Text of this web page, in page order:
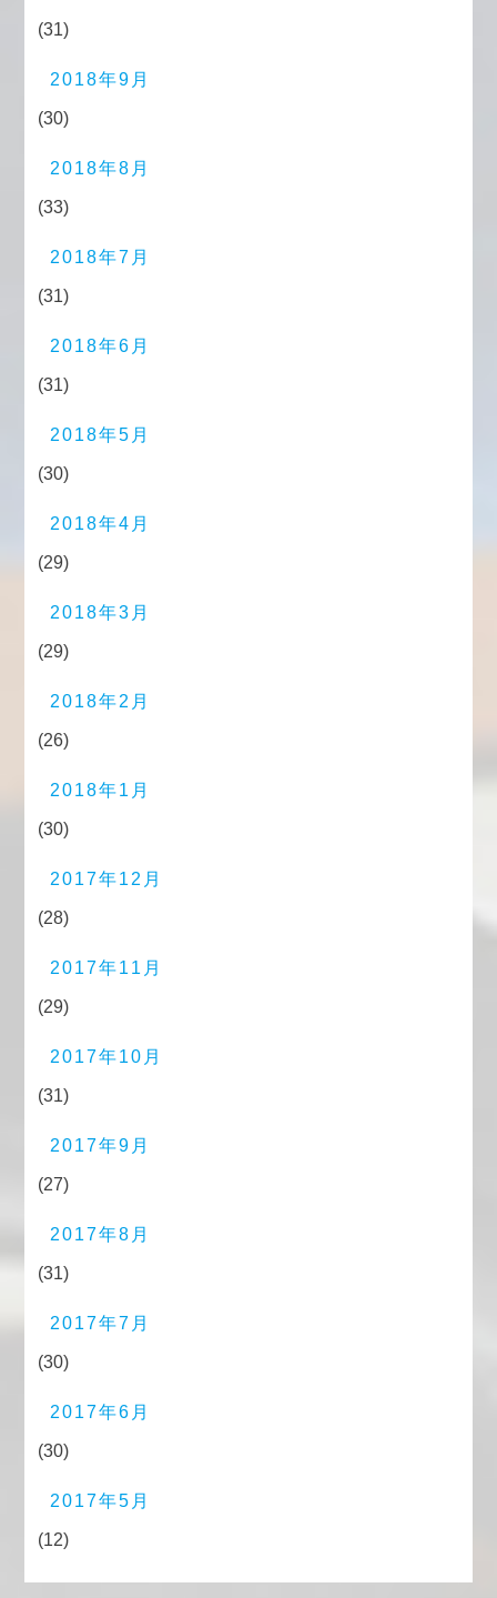
(31)
2018年9月
(30)
2018年8月
(33)
2018年7月
(31)
2018年6月
(31)
2018年5月
(30)
2018年4月
(29)
2018年3月
(29)
2018年2月
(26)
2018年1月
(30)
2017年12月
(28)
2017年11月
(29)
2017年10月
(31)
2017年9月
(27)
2017年8月
(31)
2017年7月
(30)
2017年6月
(30)
2017年5月
(12)